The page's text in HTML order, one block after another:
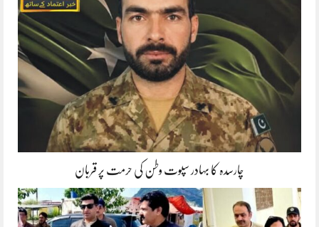
چارسدہ کا بہادر سپوت وطن کی حرمت پر قربان